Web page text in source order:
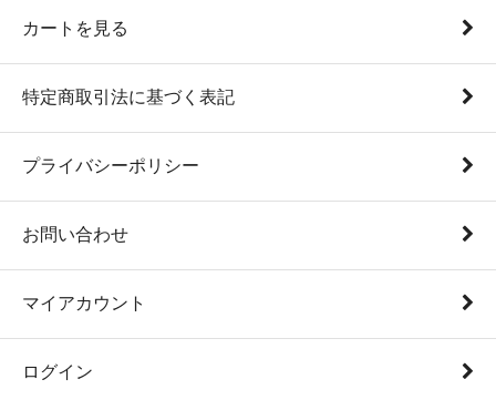
カートを見る
特定商取引法に基づく表記
プライバシーポリシー
お問い合わせ
マイアカウント
ログイン